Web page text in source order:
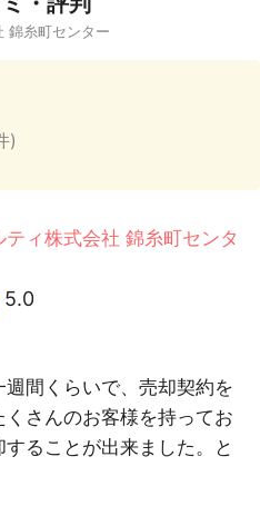
錦糸町センター
)
ィ株式会社 錦糸町センタ
5.0
間くらいで、売却契約を
さんのお客様を持ってお
ることが出来ました。と